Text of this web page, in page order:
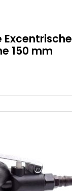
Excentrische
150 mm